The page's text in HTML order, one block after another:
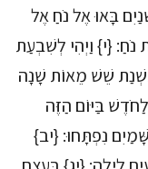
בָּאוּ אֶל נֹחַ אֶל
{י} וַיְהִי לְשִׁבְעַת
שֵׁשׁ מֵאוֹת שָׁנָה
בַּיּוֹם הַזֶּה
נִפְתָּחוּ: {יב}